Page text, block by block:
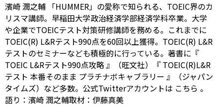
濱崎 潤之輔 「HUMMER」の愛称で知られる、TOEIC界のカ
リスマ講師。早稲田大学政治経済学部経済学科卒業。大学
や企業でTOEICテスト対策研修講師を務める。これまでに
TOEIC(R) L&Rテスト990点を60回以上獲得。TOEIC(R) L&R
テストのセミナーなども積極的に行っている。著書に『
TOEIC L&Rテスト990点攻略』（旺文社）『 TOEIC(R)L&R
テスト 本番そのまま プラチナボキャブラリー 』（ジャパン
タイムズ）など多数。公式Twitterアカウントは こちら 。
語り：濱崎 潤之輔取材：伊藤真美